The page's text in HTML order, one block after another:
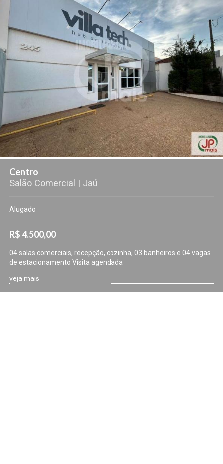
Centro
Salão Comercial | Jaú
Alugado
R$ 4.500,00
04 salas comerciais, recepção, cozinha, 03 banheiros e 04 vagas
de estacionamento Visita agendada
veja mais